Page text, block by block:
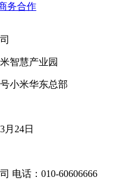
务合作
智慧产业园
小米华东总部
月24日
电话：010-60606666